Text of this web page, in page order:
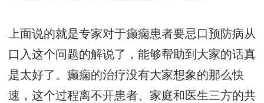
上面说的就是专家对于癫痫患者要忌口预防病从
口入这个问题的解说了，能够帮助到大家的话真
是太好了。癫痫的治疗没有大家想象的那么快
速，这个过程离不开患者、家庭和医生三方的共